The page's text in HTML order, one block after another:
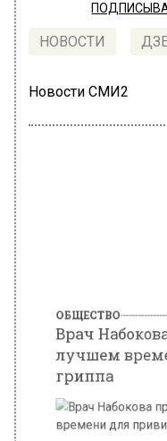
НОВОСТИ
Новости СМИ2